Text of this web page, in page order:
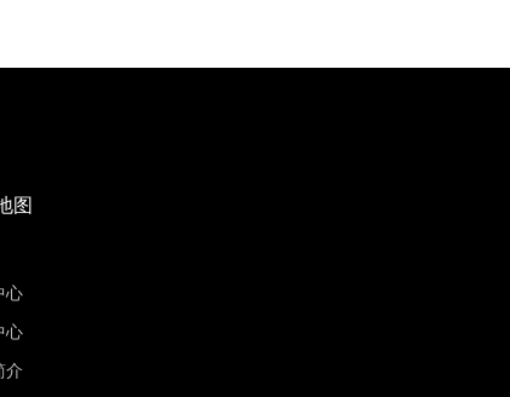
图
心
心
介